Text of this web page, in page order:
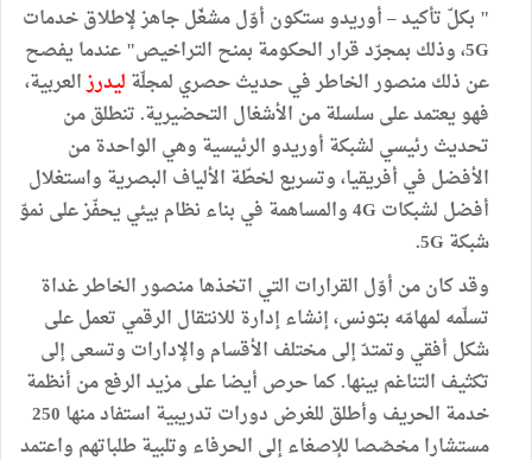
" بكلّ تأكيد – أوريدو ستكون أوّل مشغّل جاهز لإطلاق خدمات
5G، وذلك بمجرّد قرار الحكومة بمنح التراخيص" عندما يفصح
عن ذلك منصور الخاطر في حديث حصري لمجلّة ليدرزالعربية،
فهو يعتمد على سلسلة من الأشغال التحضيرية. تنطلق من
تحديث رئيسي لشبكة أوريدو الرئيسية وهي الواحدة من
الأفضل في أفريقيا، وتسريع لخطّة الألياف البصرية واستغلال
أفضل لشبكات 4G والمساهمة في بناء نظام بيئي يحفّز على نموّ
شبكة 5G.
وقد كان من أوّل القرارات التي اتخذها منصور الخاطر غداة
تسلّمه لمهامّه بتونس، إنشاء إدارة للانتقال الرقمي تعمل على
شكل أفقي وتمتدّ إلى مختلف الأقسام والإدارات وتسعى إلى
تكثيف التناغم بينها. كما حرص أيضا على مزيد الرفع من أنظمة
خدمة الحريف وأطلق للغرض دورات تدريبية استفاد منها 250
مستشارا مخصّصا للإصغاء إلى الحرفاء وتلبية طلباتهم واعتمد